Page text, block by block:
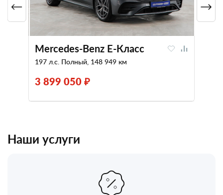
Mercedes-Benz E-Класс
197 л.с. Полный, 148 949 км
3 899 050 ₽
Наши услуги